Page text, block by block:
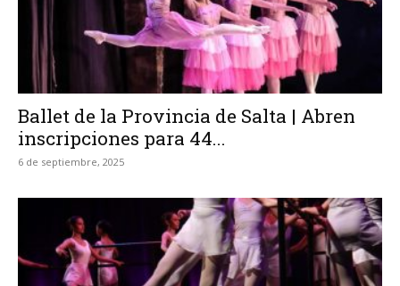
Ballet de la Provincia de Salta | Abren
inscripciones para 44...
6 de septiembre, 2025